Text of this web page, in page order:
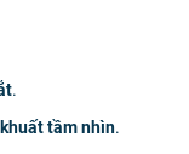
.
tầm nhìn.